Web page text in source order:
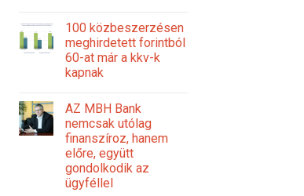
100 közbeszerzésen
meghirdetett forintból
60-at már a kkv-k
kapnak
AZ MBH Bank
nemcsak utólag
finanszíroz, hanem
előre, együtt
gondolkodik az
ügyféllel